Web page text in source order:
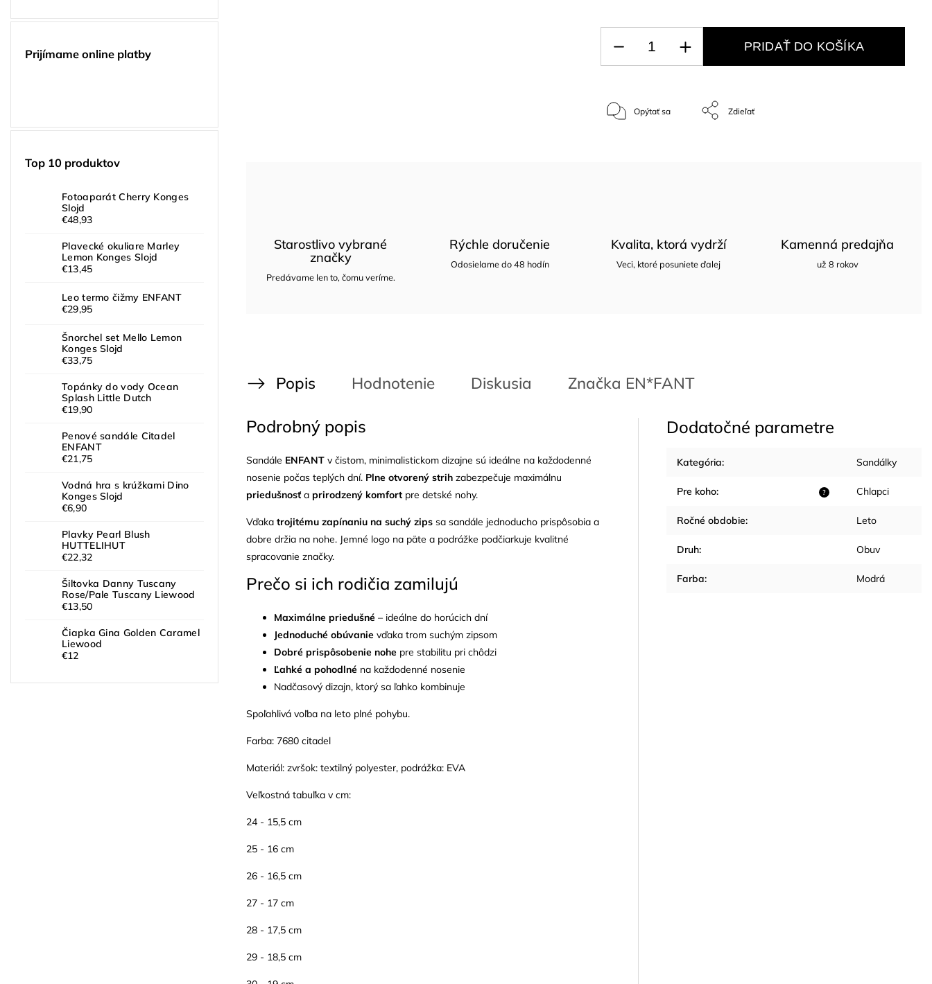
Prijímame online platby
Top 10 produktov
Fotoaparát Cherry Konges
Slojd
€48,93
Plavecké okuliare Marley
Lemon Konges Slojd
€13,45
Leo termo čižmy ENFANT
€29,95
Šnorchel set Mello Lemon
Konges Slojd
€33,75
Topánky do vody Ocean
Splash Little Dutch
€19,90
Penové sandále Citadel
ENFANT
€21,75
Vodná hra s krúžkami Dino
Konges Slojd
€6,90
Plavky Pearl Blush
HUTTELIHUT
€22,32
Šiltovka Danny Tuscany
Rose/Pale Tuscany Liewood
€13,50
Čiapka Gina Golden Caramel
Liewood
€12
PRIDAŤ DO KOŠÍKA
Opýtať sa Zdieľať
Starostlivo vybrané
značky
Predávame len to, čomu veríme.
Rýchle doručenie
Odosielame do 48 hodín
Kvalita, ktorá vydrží
Veci, ktoré posuniete ďalej
Kamenná predajňa
už 8 rokov
Popis Hodnotenie Diskusia Značka EN*FANT
Podrobný popis
Sandále ENFANT v čistom, minimalistickom dizajne sú ideálne na každodenné
nosenie počas teplých dní. Plne otvorený strih zabezpečuje maximálnu
priedušnosť a prirodzený komfort pre detské nohy.
Vďaka trojitému zapínaniu na suchý zips sa sandále jednoducho prispôsobia a
dobre držia na nohe. Jemné logo na päte a podrážke podčiarkuje kvalitné
spracovanie značky.
Prečo si ich rodičia zamilujú
Maximálne priedušné – ideálne do horúcich dní
Jednoduché obúvanie vďaka trom suchým zipsom
Dobré prispôsobenie nohe pre stabilitu pri chôdzi
Ľahké a pohodlné na každodenné nosenie
Nadčasový dizajn, ktorý sa ľahko kombinuje
Spoľahlivá voľba na leto plné pohybu.
Farba: 7680 citadel
Materiál: zvršok: textilný polyester, podrážka: EVA
Veľkostná tabuľka v cm:
24 - 15,5 cm
25 - 16 cm
26 - 16,5 cm
27 - 17 cm
28 - 17,5 cm
29 - 18,5 cm
Dodatočné parametre
Kategória: Sandálky
?
Pre koho: Chlapci
Ročné obdobie: Leto
Druh: Obuv
Farba: Modrá